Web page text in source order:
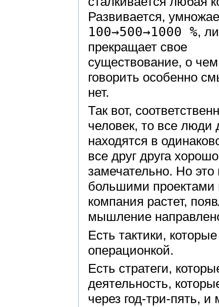
Развивается,
100→500→1000 %,
прекращает свое
существование, о чем
говорить особенно
нет.
Так вот,
человек, то все люди
находятся в
все друг друга
замечательно. Но это
большими проектами
компания растет,
мышление
Есть тактики,
операционкой.
Есть стратеги,
деятельность,
через год-три-пять,